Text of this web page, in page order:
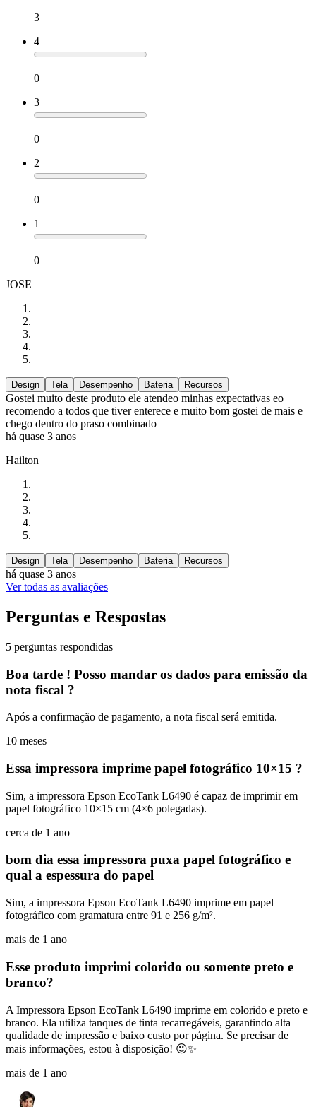
3
4
0
3
0
2
0
1
0
JOSE
Design Tela Desempenho Bateria Recursos
Gostei muito deste produto ele atendeo minhas expectativas eo
recomendo a todos que tiver enterece e muito bom gostei de mais e
chego dentro do praso combinado
há quase 3 anos
Hailton
Design Tela Desempenho Bateria Recursos
há quase 3 anos
Ver todas as avaliações
Perguntas e Respostas
5 perguntas respondidas
Boa tarde ! Posso mandar os dados para emissão da
nota fiscal ?
Após a confirmação de pagamento, a nota fiscal será emitida.
10 meses
Essa impressora imprime papel fotográfico 10×15 ?
Sim, a impressora Epson EcoTank L6490 é capaz de imprimir em
papel fotográfico 10×15 cm (4×6 polegadas).
cerca de 1 ano
bom dia essa impressora puxa papel fotográfico e
qual a espessura do papel
Sim, a impressora Epson EcoTank L6490 imprime em papel
fotográfico com gramatura entre 91 e 256 g/m².
mais de 1 ano
Esse produto imprimi colorido ou somente preto e
branco?
A Impressora Epson EcoTank L6490 imprime em colorido e preto e
branco. Ela utiliza tanques de tinta recarregáveis, garantindo alta
qualidade de impressão e baixo custo por página. Se precisar de
mais informações, estou à disposição! 😉✨
mais de 1 ano